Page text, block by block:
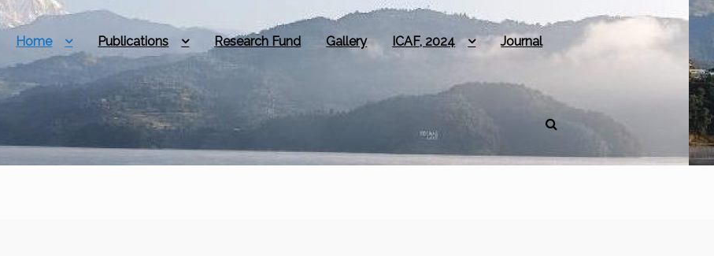
Home Publications Research Fund Gallery ICAF, 2024 Journal